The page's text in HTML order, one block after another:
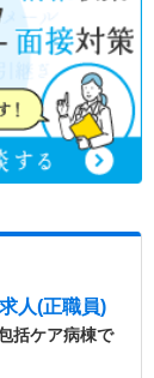
人(正職員)
括ケア病棟で